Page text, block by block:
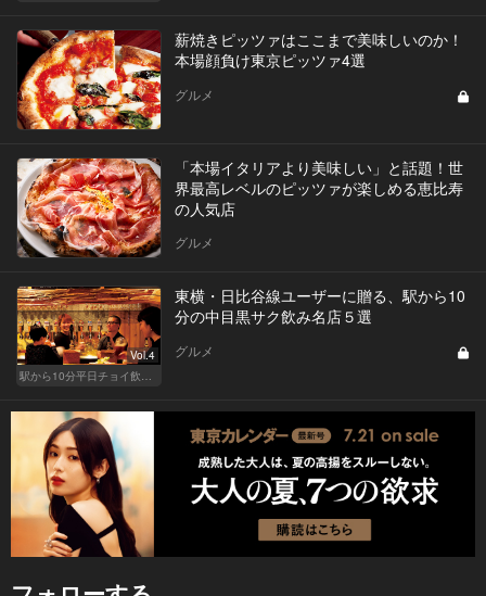
薪焼きピッツァはここまで美味しいのか！
本場顔負け東京ピッツァ4選
グルメ
「本場イタリアより美味しい」と話題！世
界最高レベルのピッツァが楽しめる恵比寿
の人気店
グルメ
Vol.4
東横・日比谷線ユーザーに贈る、駅から10
分の中目黒サク飲み名店５選
グルメ